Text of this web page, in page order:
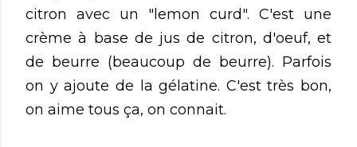
citron avec un "lemon curd". C'est une
crème à base de jus de citron, d'oeuf, et
de beurre (beaucoup de beurre). Parfois
on y ajoute de la gélatine. C'est très bon,
on aime tous ça, on connait.